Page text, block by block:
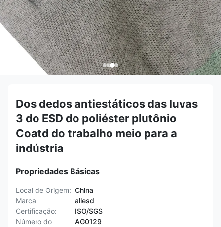
Dos dedos antiestáticos das luvas
3 do ESD do poliéster plutônio
Coatd do trabalho meio para a
indústria
Propriedades Básicas
Local de Origem: China
Marca:
allesd
Certificação:
ISO/SGS
Número do
AG0129